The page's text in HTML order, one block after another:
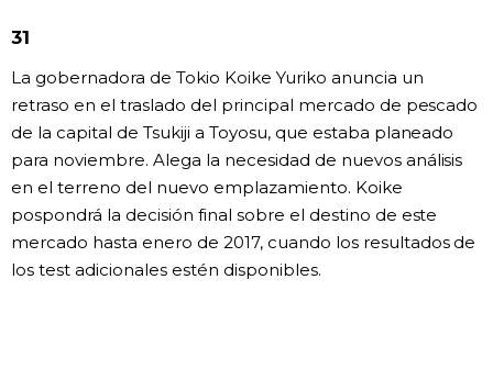
31
La gobernadora de Tokio Koike Yuriko anuncia un
retraso en el traslado del principal mercado de pescado
de la capital de Tsukiji a Toyosu, que estaba planeado
para noviembre. Alega la necesidad de nuevos análisis
en el terreno del nuevo emplazamiento. Koike
pospondrá la decisión final sobre el destino de este
mercado hasta enero de 2017, cuando los resultados de
los test adicionales estén disponibles.